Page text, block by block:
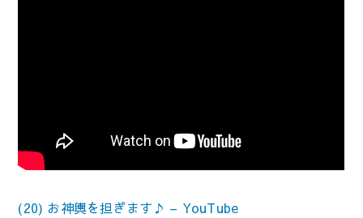
(20) お神輿を担ぎます♪ – YouTube